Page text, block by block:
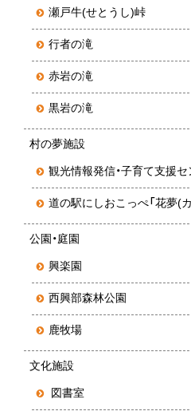
瀬戸牛(せとうし)峠
行者の滝
赤岩の滝
黒岩の滝
村の夢施設
観光情報発信・子育て支援セ
道の駅にしおこっぺ「花夢(カ
公園・庭園
興楽園
西興部森林公園
鹿牧場
文化施設
図書室